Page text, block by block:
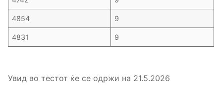
4854 9
4831 9
Увид во тестот ќе се одржи на 21.5.2026